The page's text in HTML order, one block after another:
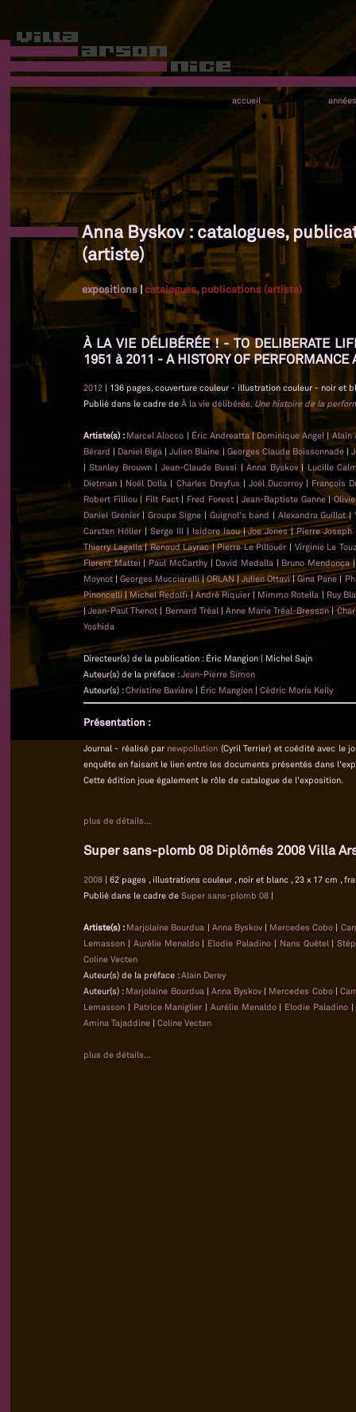
accueil années
Anna Byskov : catalogues,
(artiste)
expositions|catalogues, publications (artiste)
À LA VIE DÉLIBÉRÉE ! - TO DELIBERATE
1951 à 2011 - A HISTORY OF
2012 | 136 pages, couverture couleur - illustration couleur - noir et
Publié dans le cadre de À la vie délibérée, Une histoire de la
Artiste(s) : Marcel Alocco | Éric Andreatta|Dominique Angel|Alain
Bérard | Daniel Biga |Julien Blaine | Georges Claude Boissonnade|
|Stanley Brouwn| Jean-Claude Bussi |Anna Byskov| Lucille
Dietman| Noël Dolla | Charles Dreyfus | Joël Ducorroy| François
Robert Filliou| Filt Fact| Fred Forest| Jean-Baptiste Ganne|
Daniel Grenier|Groupe Signe | Guignol's band | Alexandra Guillot|
Carsten Höller| Serge III | Isidore Isou|Joe Jones|Pierre Joseph
Thierry Lagalla|Renaud Layrac|Pierre Le Pillouër | Virginie Le
Florent Mattei|Paul McCarthy| David Medalla | Bruno Mendonça
Moynot |Georges Mucciarelli|ORLAN|Julien Ottavi|Gina Pane|
Pinoncelli|Michel Redolfi|André Riquier| Mimmo Rotella | Ruy
|Jean-Paul Thenot | Bernard Tréal | Anne Marie Tréal-Bresson|
Yoshida
Directeur(s) de la publication : Éric Mangion | Michel Sajn
Auteur(s) de la préface :Jean-Pierre Simon
Auteur(s) :Christine Bavière | Éric Mangion | Cédric Moris Kelly
Présentation :
Journal - réalisé par newpollution (Cyril Terrier) et coédité avec le
enquête en faisant le lien entre les documents présentés dans
Cette édition joue également le rôle de catalogue de l'exposition.
plus de détails...
Super sans-plomb 08 Diplômés 2008 Villa
2008 | 62 pages , illustrations couleur , noir et blanc , 23 x 17 cm ,
Publié dans le cadre de Super sans-plomb 08 |
Artiste(s) : Marjolaine Bourdua | Anna Byskov| Mercedes Cobo |
Lemasson | Aurélie Menaldo| Elodie Paladino | Nans Quétel |
Coline Vecten
Auteur(s) de la préface :Alain Derey
Auteur(s) : Marjolaine Bourdua | Anna Byskov | Mercedes Cobo |
Lemasson | Patrice Maniglier | Aurélie Menaldo | Elodie Paladino |
Amina Tajaddine | Coline Vecten
plus de détails...